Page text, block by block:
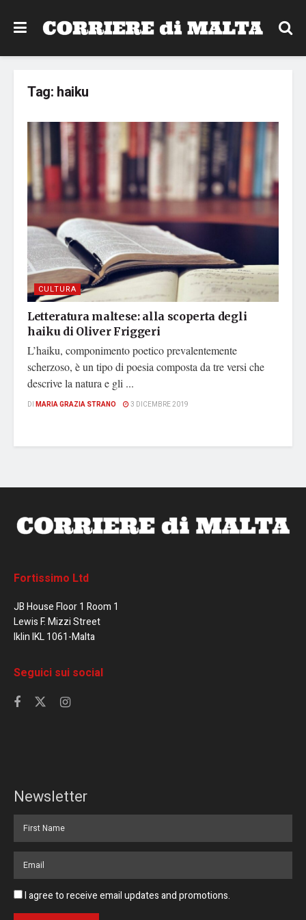
Tag: haiku
CULTURA
Letteratura maltese: alla scoperta degli
haiku di Oliver Friggeri
L’haiku, componimento poetico prevalentemente
scherzoso, è un tipo di poesia composta da tre versi che
descrive la natura e gli ...
DI MARIA GRAZIA STRANO 3 DICEMBRE 2019
Fortissimo Ltd
JB House Floor 1 Room 1
Lewis F. Mizzi Street
Iklin IKL 1061-Malta
Seguici sui social
Newsletter
I agree to receive email updates and promotions.